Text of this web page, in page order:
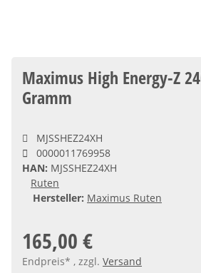
Maximus High Energy-Z
Gramm
MJSSHEZ24XH
0000011769958
HAN: MJSSHEZ24XH
Ruten
Hersteller: Maximus Ruten
165,00 €
Endpreis* , zzgl. Versand